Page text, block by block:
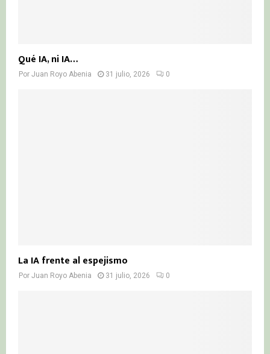
Qué IA, ni IA…
Por Juan Royo Abenia 31 julio, 2026 0
La IA frente al espejismo
Por Juan Royo Abenia 31 julio, 2026 0